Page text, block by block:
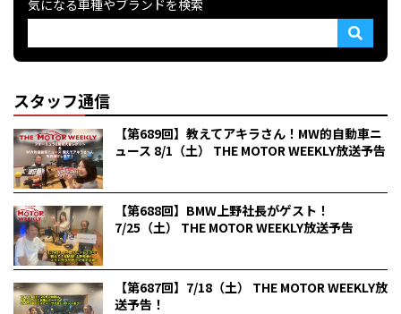
気になる車種やブランドを検索
スタッフ通信
【第689回】教えてアキラさん！MW的自動車ニ
ュース 8/1（土） THE MOTOR WEEKLY放送予告
【第688回】BMW上野社長がゲスト！
7/25（土） THE MOTOR WEEKLY放送予告
【第687回】7/18（土） THE MOTOR WEEKLY放
送予告！